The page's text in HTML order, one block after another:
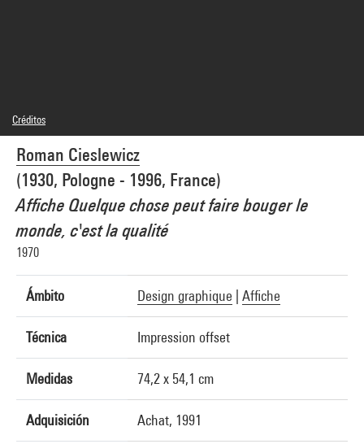
Roman Cieslewicz
(1930, Pologne - 1996, France)
Affiche Quelque chose peut faire bouger le
monde, c'est la qualité
1970
Ámbito Design graphique Affiche
Técnica Impression offset
Medidas 74,2 x 54,1 cm
Adquisición Achat, 1991
Créditos
© Adagp, Paris
Créditos fotográficos : Centre Pompidou, MNAM-CCI/Bertrand Prévost/Dist.
GrandPalaisRmn
Referencia de la imagen : 4N41754
Difusión de la imagen :GrandPalaisRmnPhoto